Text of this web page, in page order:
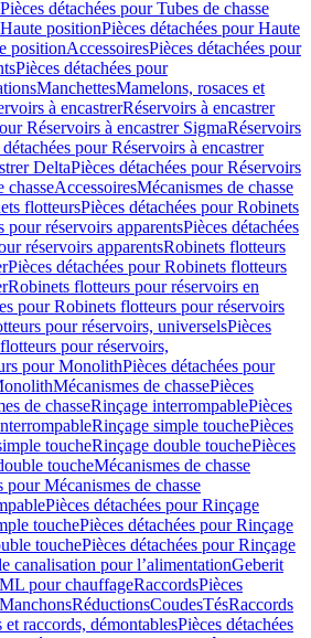
Pièces détachées pour Tubes de chasse
Haute positionPièces détachées pour Haute
positionAccessoiresPièces détachées pour
Pièces détachées pour
ManchettesMamelons, rosaces et
à encastrerRéservoirs à encastrer
Réservoirs à encastrer SigmaRéservoirs
détachées pour Réservoirs à encastrer
DeltaPièces détachées pour Réservoirs
chasseAccessoiresMécanismes de chasse
flotteursPièces détachées pour Robinets
pour réservoirs apparentsPièces détachées
réservoirs apparentsRobinets flotteurs
Pièces détachées pour Robinets flotteurs
Robinets flotteurs pour réservoirs en
pour Robinets flotteurs pour réservoirs
pour réservoirs, universelsPièces
pour réservoirs,
pour MonolithPièces détachées pour
Mécanismes de chassePièces
de chasseRinçage interrompablePièces
Rinçage simple touchePièces
toucheRinçage double touchePièces
toucheMécanismes de chasse
pour Mécanismes de chasse
Pièces détachées pour Rinçage
touchePièces détachées pour Rinçage
touchePièces détachées pour Rinçage
canalisation pour l’alimentationGeberit
pour chauffageRaccordsPièces
ManchonsRéductionsCoudesTésRaccords
et raccords, démontablesPièces détachées